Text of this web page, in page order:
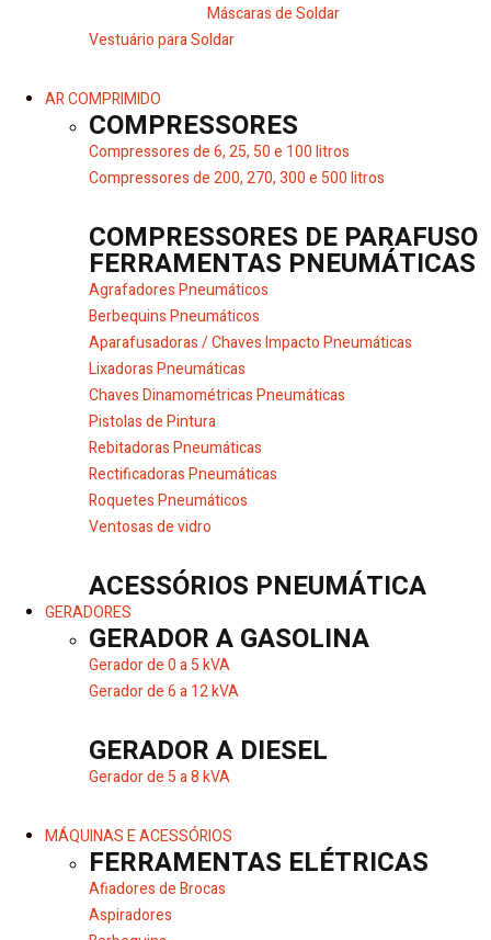
Máscaras de Soldar
Vestuário para Soldar
AR COMPRIMIDO
COMPRESSORES
Compressores de 6, 25, 50 e 100 litros
Compressores de 200, 270, 300 e 500 litros
COMPRESSORES DE PARAFUSO
FERRAMENTAS PNEUMÁTICAS
Agrafadores Pneumáticos
Berbequins Pneumáticos
Aparafusadoras / Chaves Impacto Pneumáticas
Lixadoras Pneumáticas
Chaves Dinamométricas Pneumáticas
Pistolas de Pintura
Rebitadoras Pneumáticas
Rectificadoras Pneumáticas
Roquetes Pneumáticos
Ventosas de vidro
ACESSÓRIOS PNEUMÁTICA
GERADORES
GERADOR A GASOLINA
Gerador de 0 a 5 kVA
Gerador de 6 a 12 kVA
GERADOR A DIESEL
Gerador de 5 a 8 kVA
MÁQUINAS E ACESSÓRIOS
FERRAMENTAS ELÉTRICAS
Afiadores de Brocas
Aspiradores